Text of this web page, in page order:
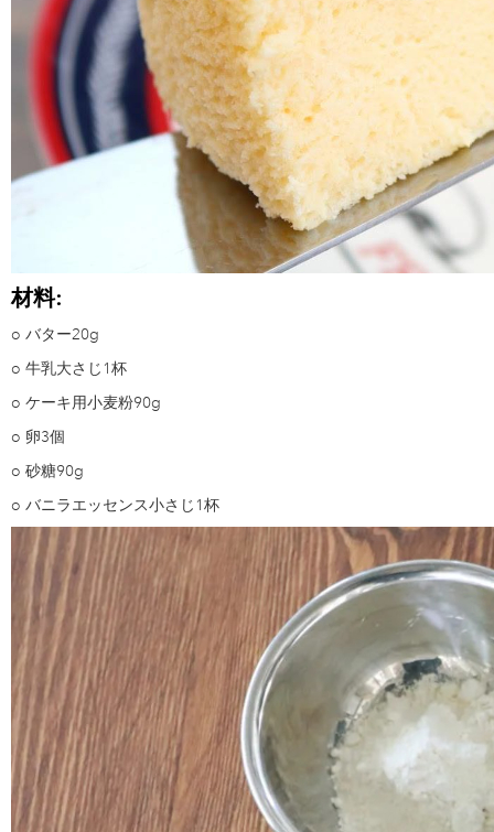
材料:
o バター20g
o 牛乳大さじ1杯
o ケーキ用小麦粉90g
o 卵3個
o 砂糖90g
o バニラエッセンス小さじ1杯